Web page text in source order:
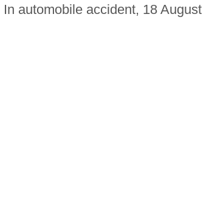
In automobile accident, 18 August